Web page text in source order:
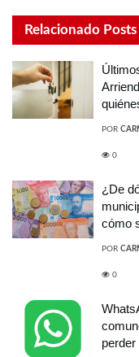
Relacionado Posts
POR
0
¿De
cómo
POR
0